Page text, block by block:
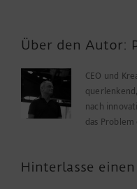
Über den Autor:
CEO und
nach
das
Hinterlasse